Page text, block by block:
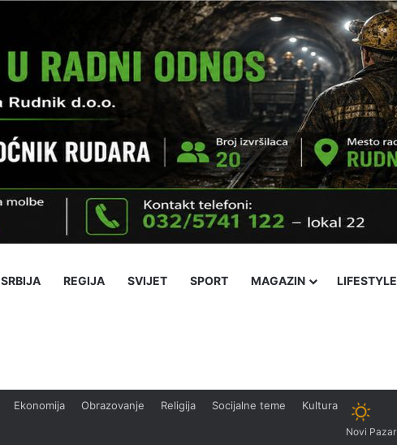
SRBIJA REGIJA SVIJET SPORT MAGAZIN LIFESTYLE
Ekonomija Obrazovanje Religija Socijalne teme Kultura
Novi Pazar